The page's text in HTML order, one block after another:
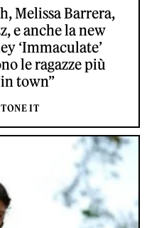
Melissa Barrera,
e anche la new
‘Immaculate’
le ragazze più
town”
IT